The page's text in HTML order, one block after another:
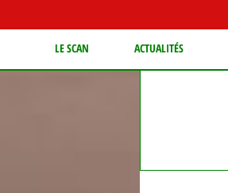
LE SCAN ACTUALITÉS